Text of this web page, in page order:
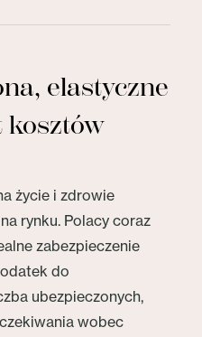
elastyczne
życie i zdrowie
rynku. Polacy coraz
zabezpieczenie
do
ubezpieczonych,
wobec